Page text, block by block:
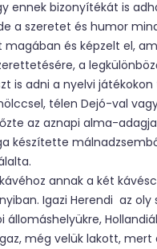
ennek bizonyítékát is
a szeretet és humor
és képzelt el,
a
is adni a nyelvi
télen Dejó-val
az aznapi alma-
készítette
annak a két
Igazi Herendi az
állomáshelyükre,
még velük lakott,